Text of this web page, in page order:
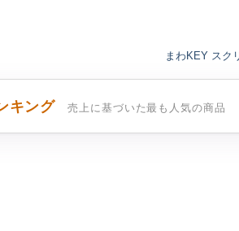
まわKEY スク
キング 売上に基づいた最も人気の商品